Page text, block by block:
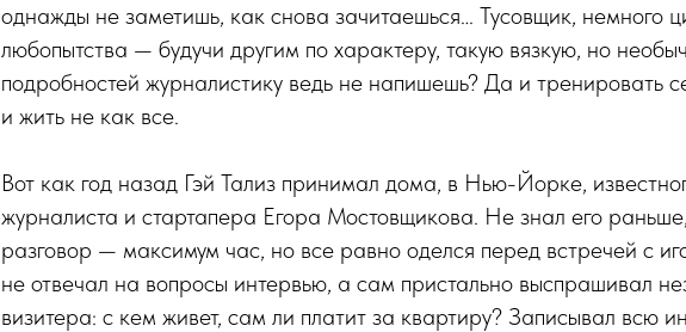
однажды не заметишь, как снова зачитаешься… Тусовщик, немного
любопытства — будучи другим по характеру, такую вязкую, но
подробностей журналистику ведь не напишешь? Да и тренировать
и жить не как все.
Вот как год назад Гэй Тализ принимал дома, в Нью-Йорке,
журналиста и стартапера Егора Мостовщикова. Не знал его
разговор — максимум час, но все равно оделся перед встречей с
не отвечал на вопросы интервью, а сам пристально выспрашивал
визитера: с кем живет, сам ли платит за квартиру? Записывал всю